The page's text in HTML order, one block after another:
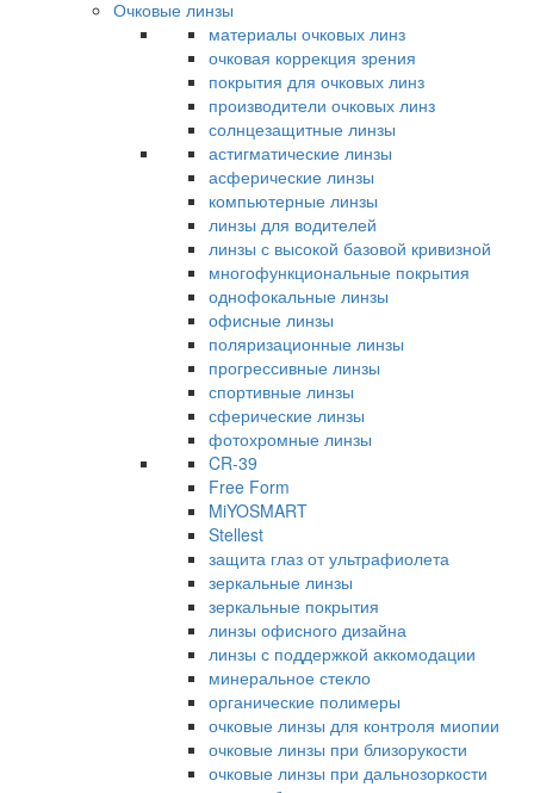
Очковые линзы
материалы очковых линз
очковая коррекция зрения
покрытия для очковых линз
производители очковых линз
солнцезащитные линзы
астигматические линзы
асферические линзы
компьютерные линзы
линзы для водителей
линзы с высокой базовой кривизной
многофункциональные покрытия
однофокальные линзы
офисные линзы
поляризационные линзы
прогрессивные линзы
спортивные линзы
сферические линзы
фотохромные линзы
CR-39
Free Form
MiYOSMART
Stellest
защита глаз от ультрафиолета
зеркальные линзы
зеркальные покрытия
линзы офисного дизайна
линзы с поддержкой аккомодации
минеральное стекло
органические полимеры
очковые линзы для контроля миопии
очковые линзы при близорукости
очковые линзы при дальнозоркости